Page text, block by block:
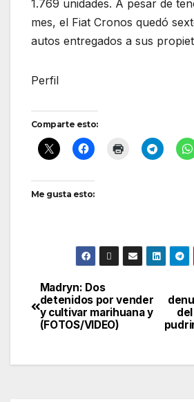
1.769 unidades. A pesar de
mes, el Fiat Cronos quedó
autos entregados a sus
Perfil
Comparte esto:
Me gusta esto:
Navegación
de
Madryn: Dos
detenidos por vender
y cultivar marihuana y
(FOTOS/VIDEO)